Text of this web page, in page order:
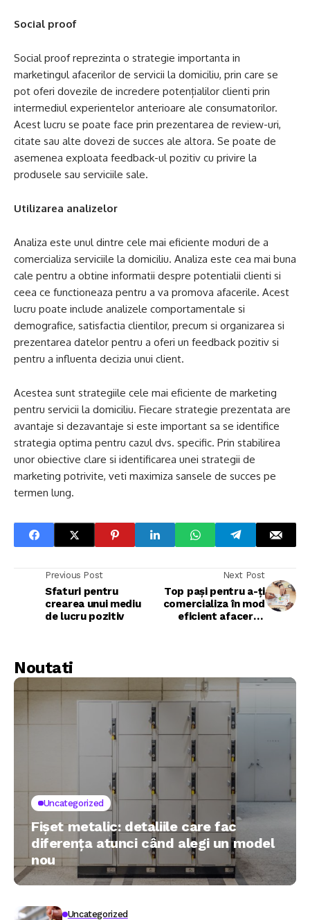
Social proof
Social proof reprezinta o strategie importanta in
marketingul afacerilor de servicii la domiciliu, prin care se
pot oferi dovezile de incredere potențialilor clienti prin
intermediul experientelor anterioare ale consumatorilor.
Acest lucru se poate face prin prezentarea de review-uri,
citate sau alte dovezi de succes ale altora. Se poate de
asemenea exploata feedback-ul pozitiv cu privire la
produsele sau serviciile sale.
Utilizarea analizelor
Analiza este unul dintre cele mai eficiente moduri de a
comercializa serviciile la domiciliu. Analiza este cea mai buna
cale pentru a obtine informatii despre potentialii clienti si
ceea ce functioneaza pentru a va promova afacerile. Acest
lucru poate include analizele comportamentale si
demografice, satisfactia clientilor, precum si organizarea si
prezentarea datelor pentru a oferi un feedback pozitiv si
pentru a influenta decizia unui client.
Acestea sunt strategiile cele mai eficiente de marketing
pentru servicii la domiciliu. Fiecare strategie prezentata are
avantaje si dezavantaje si este important sa se identifice
strategia optima pentru cazul dvs. specific. Prin stabilirea
unor obiective clare si identificarea unei strategii de
marketing potrivite, veti maximiza sansele de succes pe
termen lung.
Previous Post
Sfaturi pentru
crearea unui mediu
de lucru pozitiv
Next Post
Top pași pentru a-ți
comercializa în mod
eficient afacerea
Noutati
Uncategorized
Fișet metalic: detaliile care fac
diferența atunci când alegi un model
nou
Uncategorized